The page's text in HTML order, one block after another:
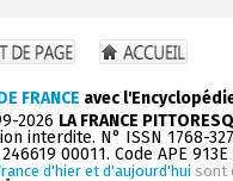
FRANCE avec
2026 LA FRANCE
interdite. N° ISSN 1768-
00011. Code APE 913E
d'hier et d'aujourd'hui sont